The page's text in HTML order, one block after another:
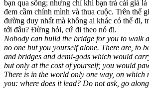
bạn qua sông; nhưng chỉ khi bạn trả cái giá là
đem cầm chính mình và thua cuộc. Trên thế
đường duy nhất mà không ai khác có thể đi,
tới đâu? Đừng hỏi, cứ đi theo nó đi.
Nobody can build the bridge for you to walk
no one but you yourself alone. There are, to
and bridges and demi-gods which would
but only at the cost of yourself; you would
There is in the world only one way, on which
you: where does it lead? Do not ask, go